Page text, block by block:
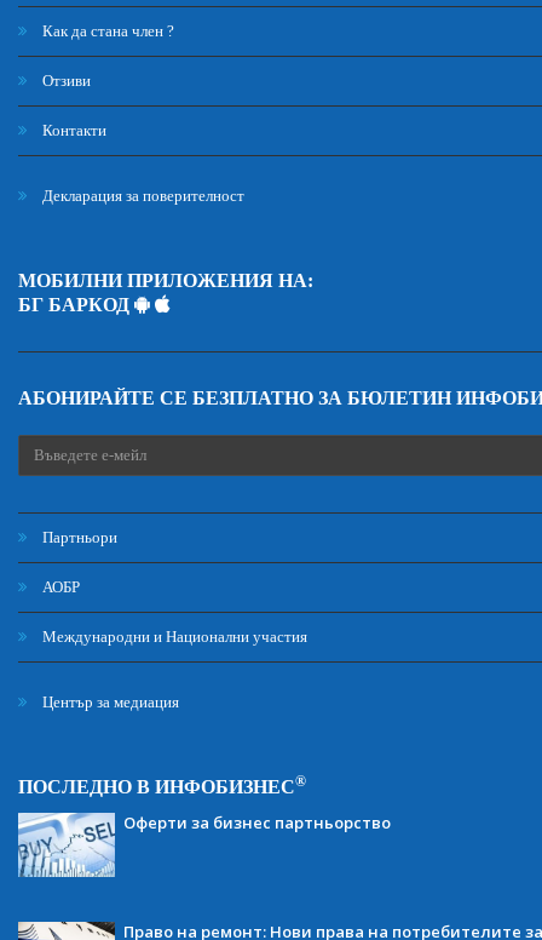
Как да стана член ?
Отзиви
Контакти
Декларация за поверителност
МОБИЛНИ ПРИЛОЖЕНИЯ НА:
БГ БАРКОД
АБОНИРАЙТЕ СЕ БЕЗПЛАТНО ЗА БЮЛЕТИН
Партньори
АОБР
Международни и Национални участия
Център за медиация
ПОСЛЕДНО В ИНФОБИЗНЕС®
Оферти за бизнес партньорство
Право на ремонт: Нови права на потребителите